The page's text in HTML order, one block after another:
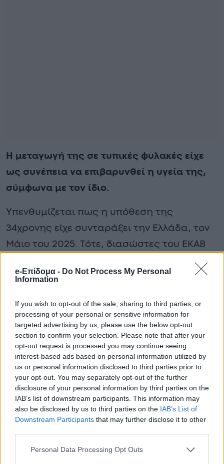
e-Επίδομα - Do Not Process My Personal
Information
If you wish to opt-out of the sale, sharing to third parties, or
processing of your personal or sensitive information for
targeted advertising by us, please use the below opt-out
section to confirm your selection. Please note that after your
opt-out request is processed you may continue seeing
interest-based ads based on personal information utilized by
us or personal information disclosed to third parties prior to
your opt-out. You may separately opt-out of the further
disclosure of your personal information by third parties on the
IAB’s list of downstream participants. This information may
also be disclosed by us to third parties on the IAB’s List of
Downstream Participants that may further disclose it to other
Personal Data Processing Opt Outs
Η μεταγωγή της σε τυπικές φυλακές είχε
ως συνέπεια να επιβαρυνθεί η υγεία της,
σύμφωνα με τον ίδιο.
Υπενθυμίζεται πως η υπόθεση της
34χρονης είχε συνταράξει την Ελλάδα, τον
Μάιο του 2025. Τότε, διασώστες του ΕΚΑΒ
σακούλα μέσα σε κάδο σκουπιδιών. Όπως
μόλις γέννησε, πέταξε το βρέφος της στα
σκουπίδια, υποστηρίζοντας πως δεν
γνώριζε καν ότι ήταν έγκυος.
Οι γιατροί έδωσαν μάχη για να κρατήσουν
στη ζωή το βρέφος και το κατάφεραν.
Διπλή τραγωδία: Πέθανε και αυτός 33
ημέρες μετά την γυναίκα του – Δεν
Συγκλονισμό και βαθιά θλίψη έχει